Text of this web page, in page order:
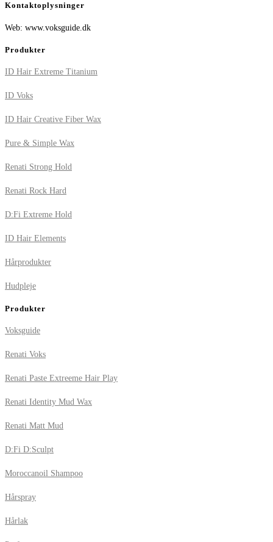
Kontaktoplysninger
Web: www.voksguide.dk
Produkter
ID Hair Extreme Titanium
ID Voks
ID Hair Creative Fiber Wax
Pure & Simple Wax
Renati Strong Hold
Renati Rock Hard
D:Fi Extreme Hold
ID Hair Elements
Hårprodukter
Hudpleje
Produkter
Voksguide
Renati Voks
Renati Paste Extreeme Hair Play
Renati Identity Mud Wax
Renati Matt Mud
D:Fi D:Sculpt
Moroccanoil Shampoo
Hårspray
Hårlak